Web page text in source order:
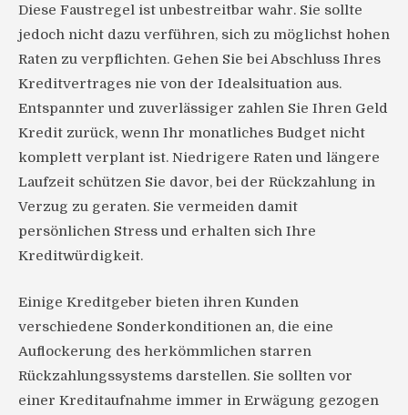
Diese Faustregel ist unbestreitbar wahr. Sie sollte
jedoch nicht dazu verführen, sich zu möglichst hohen
Raten zu verpflichten. Gehen Sie bei Abschluss Ihres
Kreditvertrages nie von der Idealsituation aus.
Entspannter und zuverlässiger zahlen Sie Ihren Geld
Kredit zurück, wenn Ihr monatliches Budget nicht
komplett verplant ist. Niedrigere Raten und längere
Laufzeit schützen Sie davor, bei der Rückzahlung in
Verzug zu geraten. Sie vermeiden damit
persönlichen Stress und erhalten sich Ihre
Kreditwürdigkeit.
Einige Kreditgeber bieten ihren Kunden
verschiedene Sonderkonditionen an, die eine
Auflockerung des herkömmlichen starren
Rückzahlungssystems darstellen. Sie sollten vor
einer Kreditaufnahme immer in Erwägung gezogen